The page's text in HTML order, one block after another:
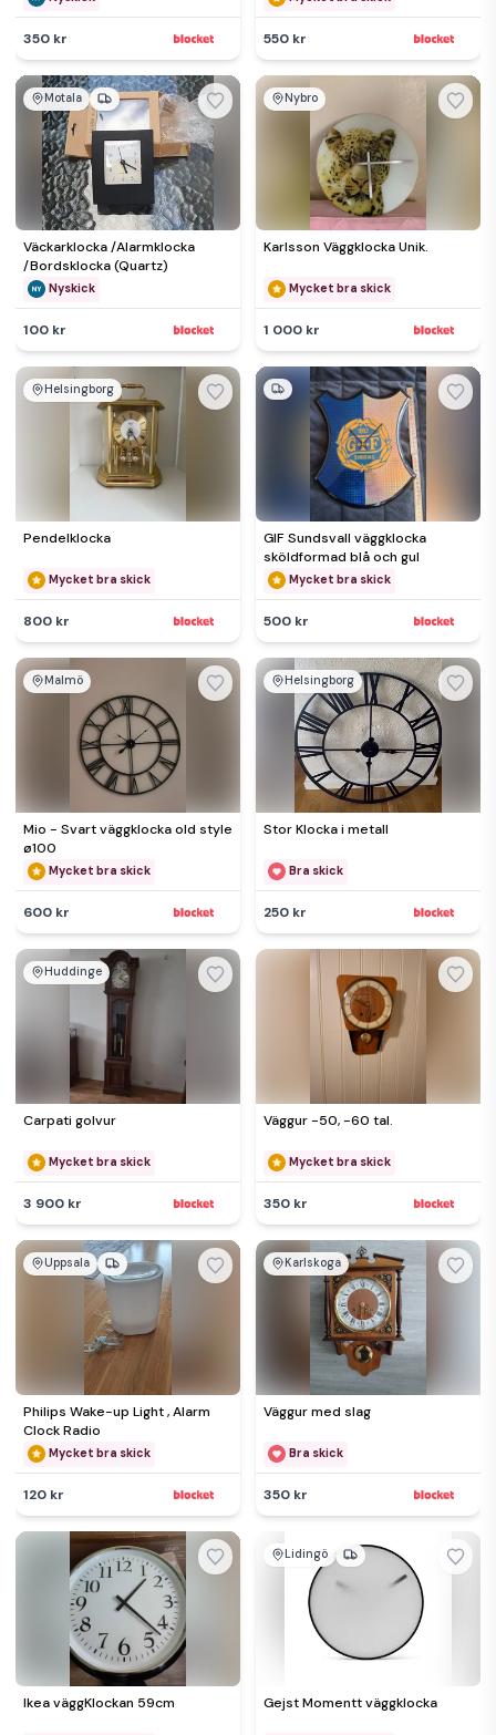
350 kr 550 kr
Motala
Väckarklocka /Alarmklocka
/Bordsklocka (Quartz)
Nyskick
100 kr
Nybro
Karlsson Väggklocka Unik.
Mycket bra skick
1 000 kr
Helsingborg
Pendelklocka
Mycket bra skick
800 kr
GIF Sundsvall väggklocka
sköldformad blå och gul
Mycket bra skick
500 kr
Malmö
Mio - Svart väggklocka old style
ø100
Mycket bra skick
600 kr
Helsingborg
Stor Klocka i metall
Bra skick
250 kr
Huddinge
Carpati golvur
Mycket bra skick
3 900 kr
Väggur -50, -60 tal.
Mycket bra skick
350 kr
Uppsala
Philips Wake-up Light , Alarm
Clock Radio
Mycket bra skick
120 kr
Karlskoga
Väggur med slag
Bra skick
350 kr
Ikea väggKlockan 59cm
Lidingö
Gejst Momentt väggklocka